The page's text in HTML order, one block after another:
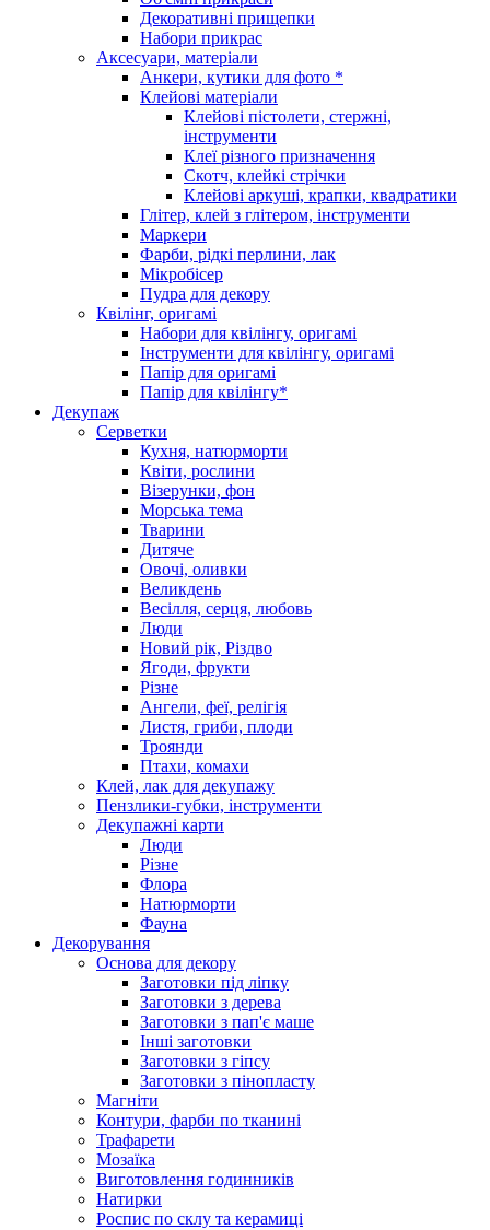
Декоративні прищепки
Набори прикрас
Аксесуари, матеріали
Анкери, кутики для фото *
Клейові матеріали
Клейові пістолети, стержні,
інструменти
Клеї різного призначення
Скотч, клейкі стрічки
Клейові аркуші, крапки, квадратики
Глітер, клей з глітером, інструменти
Маркери
Фарби, рідкі перлини, лак
Мікробісер
Пудра для декору
Квілінг, оригамі
Набори для квілінгу, оригамі
Інструменти для квілінгу, оригамі
Папір для оригамі
Папір для квілінгу*
Декупаж
Серветки
Кухня, натюрморти
Квіти, рослини
Візерунки, фон
Морська тема
Тварини
Дитяче
Овочі, оливки
Великдень
Весілля, серця, любовь
Люди
Новий рік, Різдво
Ягоди, фрукти
Різне
Ангели, феї, релігія
Листя, гриби, плоди
Троянди
Птахи, комахи
Клей, лак для декупажу
Пензлики-губки, інструменти
Декупажні карти
Люди
Різне
Флора
Натюрморти
Фауна
Декорування
Основа для декору
Заготовки під ліпку
Заготовки з дерева
Заготовки з пап'є маше
Інші заготовки
Заготовки з гіпсу
Заготовки з пінопласту
Магніти
Контури, фарби по тканині
Трафарети
Мозаїка
Виготовлення годинників
Натирки
Роспис по склу та керамиці